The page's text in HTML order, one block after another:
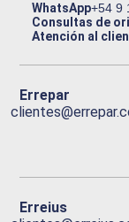
WhatsApp+54 9
Consultas de
Atención al
Errepar
Erreius